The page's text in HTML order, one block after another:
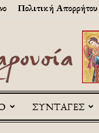
Πολιτική Απορρήτου
ΣΥΝΤΑΓΕΣ